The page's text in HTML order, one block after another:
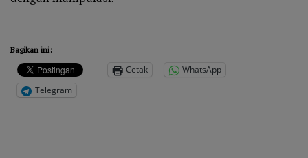
Bagikan ini:
Cetak
WhatsApp
Telegram